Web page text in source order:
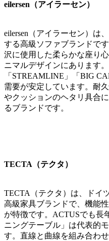
eilersen（アイラーセン）
eilersen（アイラーセン）は
する高級ソファブランドで
沢に使用した柔らかな座り
ニマルデザインにあります
「STREAMLINE」「BIG
需要が安定しています。耐
やクッションのヘタリ具合
るブランドです。
TECTA（テクタ）
TECTA（テクタ）は、ドイ
高級家具ブランドで、機能
が特徴です。ACTUSでも長
ニングテーブル」は代表的
す。直線と曲線を組み合わ